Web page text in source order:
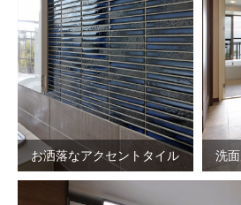
お洒落なアクセントタイル 洗